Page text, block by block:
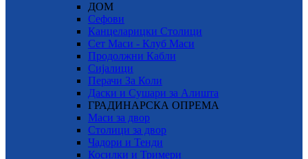
ДОМ
Сефови
Канцеларицки Столици
Сет Маси - Клуб Маси
Продолжни Кабли
Сијалици
Перачи За Коли
Даски и Сушари за Алишта
ГРАДИНАРСКА ОПРЕМА
Маси за двор
Столици за двор
Чадори и Тенди
Косилки и Тримери